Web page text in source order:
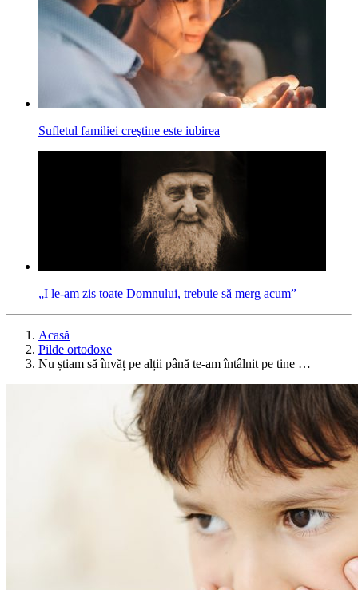
Sufletul familiei creştine este iubirea
„I le-am zis toate Dom­nului, trebuie să merg acum”
Acasă
Pilde ortodoxe
Nu știam să învăț pe alții până te-am întâlnit pe tine …